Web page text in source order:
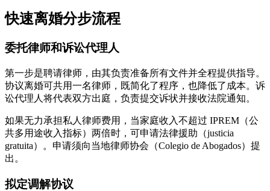
快速离婚分步流程
委托律师和诉讼代理人
第一步是聘请律师，由其负责准备所有文件并全程提供指导。
协议离婚可共用一名律师，既简化了程序，也降低了成本。诉
讼代理人将代表双方出庭，负责提交诉状并接收法院通知。
如果无力承担私人律师费用，当家庭收入不超过 IPREM（公
共多用途收入指标）两倍时，可申请法律援助（justicia
gratuita）。申请须向当地律师协会（Colegio de Abogados）提
出。
拟定调解协议